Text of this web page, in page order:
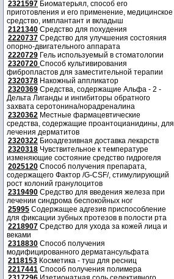
2321597 Биоматерьял, способ его
приготовления и его применение, медицинское
средство, имплантант и вкладыш
2121340 Средство для похудения
2220737 Средство для улучшения состояния
опорно-двигательного аппарата
2220729 Гель используемый в стоматологии
2320720 Способ культивирования
фибропластов для заместительной терапии
2320378 Накожный аппликатор
2320369 Средства, содержащие Альфа - 2 -
Дельта Лиганды и ингибиторы обратного
захвата серотонина/норадреналина
2320362 Местные фармацевтические
средства, содержащие проантоцианидины, для
лечения дерматитов
2320322 Биоадгезивная доставка лекарств
2320318 Чувствительное к температуре
изменяющие состояние средство гидрогеля
2025120 Способ получения препарата,
содержащего Фактор /G-CSF/, стимулирующий
рост колоний гранулоцитов
2319490 Средство для введения железа при
лечении синдрома беспокойных ног
25995 Содержащее адгезив приспособление
для фиксации зубных протезов в полости рта
2218907 Средство для ухода за кожей лица и
веками
2318830 Способ получения
модифицированного дерматансульфата
2118153 Косметика - туш для ресниц
2217441 Способ получения полимера